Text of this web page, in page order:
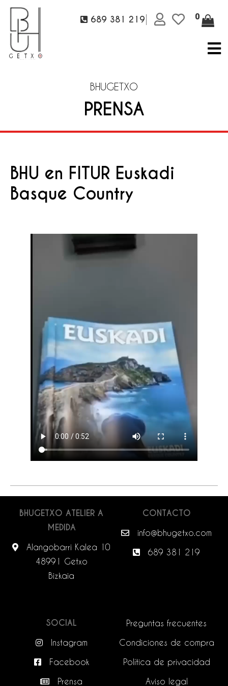
BHUGETXO
PRENSA
BHU en FITUR Euskadi
Basque Country
BHUGETXO ATELIER A
MEDIDA
Alangobarri Kalea 10
48991 Getxo
Bizkaia
CONTACTO
info@bhugetxo.com
689 381 219
SOCIAL
Instagram
Facebook
Prensa
Preguntas frecuentes
Condiciones de compra
Política de privacidad
Aviso legal
0
689 381 219